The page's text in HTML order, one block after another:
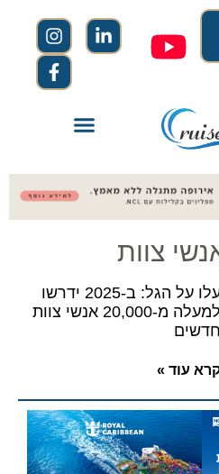
צוות
עלו על הגל: ב-2025 ידרשו
למעלה מ-20,000 אנשי צוות
חדשים
עוד »